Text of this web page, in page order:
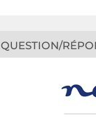
QUESTION/